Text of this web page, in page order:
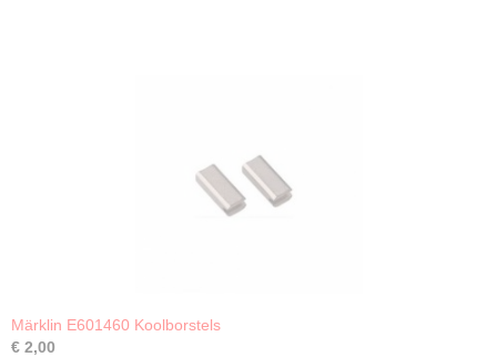
Märklin E601460 Koolborstels
€ 2,00